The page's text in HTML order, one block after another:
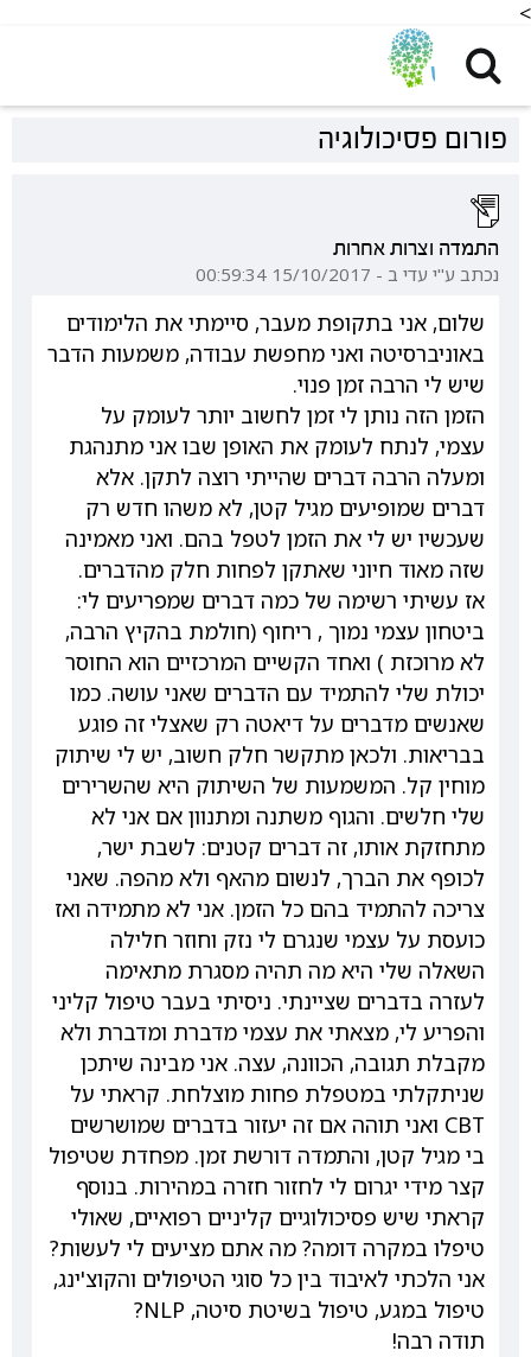
<
פורום פסיכולוגיה
התמדה וצרות אחרות
נכתב ע"י עדי ב - 15/10/2017 00:59:34
שלום, אני בתקופת מעבר, סיימתי את הלימודים
באוניברסיטה ואני מחפשת עבודה, משמעות הדבר
שיש לי הרבה זמן פנוי.
הזמן הזה נותן לי זמן לחשוב יותר לעומק על
עצמי, לנתח לעומק את האופן שבו אני מתנהגת
ומעלה הרבה דברים שהייתי רוצה לתקן. אלא
דברים שמופיעים מגיל קטן, לא משהו חדש רק
שעכשיו יש לי את הזמן לטפל בהם. ואני מאמינה
שזה מאוד חיוני שאתקן לפחות חלק מהדברים.
אז עשיתי רשימה של כמה דברים שמפריעים לי:
ביטחון עצמי נמוך , ריחוף (חולמת בהקיץ הרבה,
לא מרוכזת ) ואחד הקשיים המרכזיים הוא החוסר
יכולת שלי להתמיד עם הדברים שאני עושה. כמו
שאנשים מדברים על דיאטה רק שאצלי זה פוגע
בבריאות. ולכאן מתקשר חלק חשוב, יש לי שיתוק
מוחין קל. המשמעות של השיתוק היא שהשרירים
שלי חלשים. והגוף משתנה ומתנוון אם אני לא
מתחזקת אותו, זה דברים קטנים: לשבת ישר,
לכופף את הברך, לנשום מהאף ולא מהפה. שאני
צריכה להתמיד בהם כל הזמן. אני לא מתמידה ואז
כועסת על עצמי שנגרם לי נזק וחוזר חלילה
השאלה שלי היא מה תהיה מסגרת מתאימה
לעזרה בדברים שציינתי. ניסיתי בעבר טיפול קליני
והפריע לי, מצאתי את עצמי מדברת ומדברת ולא
מקבלת תגובה, הכוונה, עצה. אני מבינה שיתכן
שניתקלתי במטפלת פחות מוצלחת. קראתי על
CBT ואני תוהה אם זה יעזור בדברים שמושרשים
בי מגיל קטן, והתמדה דורשת זמן. מפחדת שטיפול
קצר מידי יגרום לי לחזור חזרה במהירות. בנוסף
קראתי שיש פסיכולוגיים קליניים רפואיים, שאולי
טיפלו במקרה דומה? מה אתם מציעים לי לעשות?
אני הלכתי לאיבוד בין כל סוגי הטיפולים והקוצ'ינג,
טיפול במגע, טיפול בשיטת סיטה, NLP?
תודה רבה!